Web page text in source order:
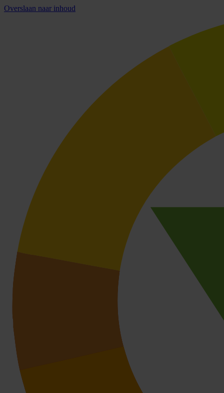
Overslaan naar inhoud